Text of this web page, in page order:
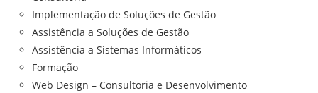
Implementação de Soluções de Gestão
Assistência a Soluções de Gestão
Assistência a Sistemas Informáticos
Formação
Web Design – Consultoria e Desenvolvimento